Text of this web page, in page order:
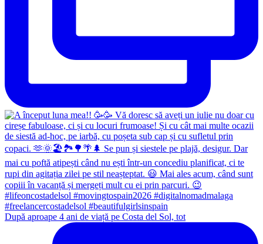
După aproape 4 ani de viață pe Costa del Sol, tot